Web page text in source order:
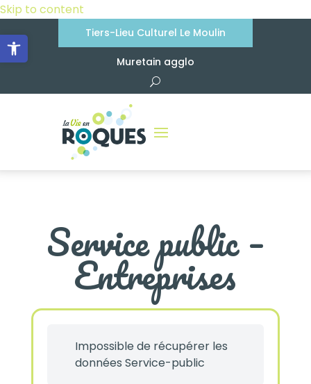
Skip to content
Ouvrir la barre d’outils Tiers-Lieu Culturel Le Moulin
Muretain agglo
Service public –
Entreprises
Impossible de récupérer les
données Service-public